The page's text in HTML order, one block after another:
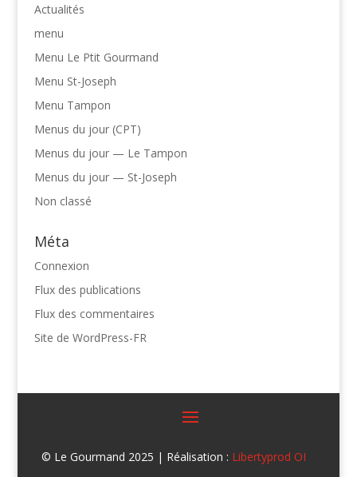
Actualités
menu
Menu Le Ptit Gourmand
Menu St-Joseph
Menu Tampon
Menus du jour (CPT)
Menus du jour — Le Tampon
Menus du jour — St-Joseph
Non classé
Méta
Connexion
Flux des publications
Flux des commentaires
Site de WordPress-FR
© Le Gourmand 2025 | Réalisation : Libertyprod OI